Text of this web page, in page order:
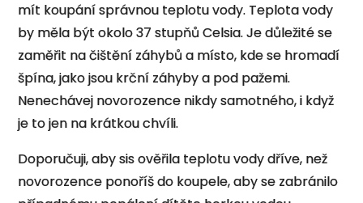
mít koupání správnou teplotu vody. Teplota vody
by měla být okolo 37 stupňů Celsia. Je důležité se
zaměřit na čištění záhybů a místo, kde se hromadí
špína, jako jsou krční záhyby a pod pažemi.
Nenechávej novorozence nikdy samotného, i když
je to jen na krátkou chvíli.
Doporučuji, aby sis ověřila teplotu vody dříve, než
novorozence ponoříš do koupele, aby se zabránilo